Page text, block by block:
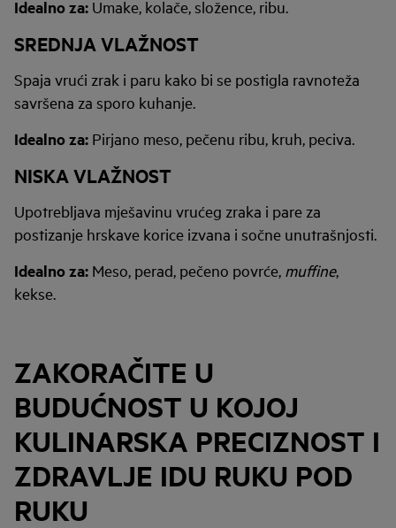
Idealno za: Umake, kolače, složence, ribu.
SREDNJA VLAŽNOST
Spaja vrući zrak i paru kako bi se postigla ravnoteža
savršena za sporo kuhanje.
Idealno za: Pirjano meso, pečenu ribu, kruh, peciva.
NISKA VLAŽNOST
Upotrebljava mješavinu vrućeg zraka i pare za
postizanje hrskave korice izvana i sočne unutrašnjosti.
Idealno za: Meso, perad, pečeno povrće, muffine,
kekse.
ZAKORAČITE U
BUDUĆNOST U KOJOJ
KULINARSKA PRECIZNOST I
ZDRAVLJE IDU RUKU POD
RUKU